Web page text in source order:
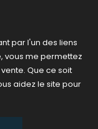
par l'un des liens
vous me permettez
Que ce soit
aidez le site pour